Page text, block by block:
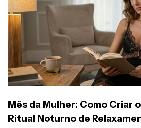
Mês da Mulher: Como Criar
Ritual Noturno de